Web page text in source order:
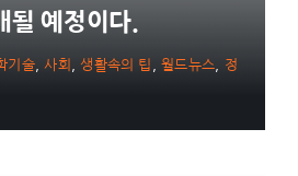
될 예정이다.
기술,사회 ,생활속의 팁 ,월드뉴스
정